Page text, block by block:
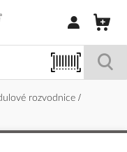
Přihlásit/
rozvodnice